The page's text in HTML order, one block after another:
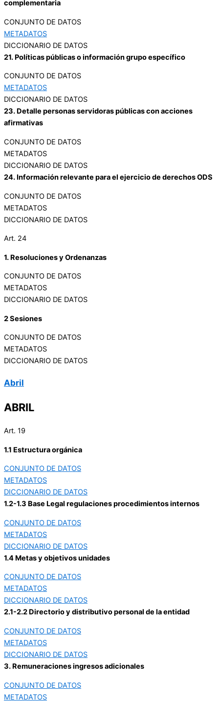
complementaria
CONJUNTO DE DATOS
METADATOS
DICCIONARIO DE DATOS
21. Políticas públicas o información grupo específico
CONJUNTO DE DATOS
METADATOS
DICCIONARIO DE DATOS
23. Detalle personas servidoras públicas con acciones
afirmativas
CONJUNTO DE DATOS
METADATOS
DICCIONARIO DE DATOS
24. Información relevante para el ejercicio de derechos ODS
CONJUNTO DE DATOS
METADATOS
DICCIONARIO DE DATOS
Art. 24
1. Resoluciones y Ordenanzas
CONJUNTO DE DATOS
METADATOS
DICCIONARIO DE DATOS
2 Sesiones
CONJUNTO DE DATOS
METADATOS
DICCIONARIO DE DATOS
Abril
ABRIL
Art. 19
1.1 Estructura orgánica
CONJUNTO DE DATOS
METADATOS
DICCIONARIO DE DATOS
1.2-1.3 Base Legal regulaciones procedimientos internos
CONJUNTO DE DATOS
METADATOS
DICCIONARIO DE DATOS
1.4 Metas y objetivos unidades
CONJUNTO DE DATOS
METADATOS
DICCIONARIO DE DATOS
2.1-2.2 Directorio y distributivo personal de la entidad
CONJUNTO DE DATOS
METADATOS
DICCIONARIO DE DATOS
3. Remuneraciones ingresos adicionales
CONJUNTO DE DATOS
METADATOS